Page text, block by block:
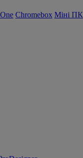
Chromebox Міні ПК